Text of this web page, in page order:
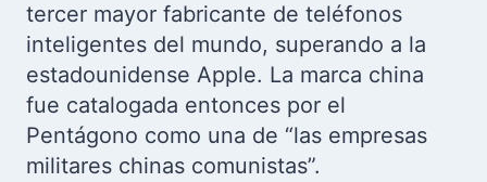
tercer mayor fabricante de teléfonos
inteligentes del mundo, superando a la
estadounidense Apple. La marca china
fue catalogada entonces por el
Pentágono como una de “las empresas
militares chinas comunistas”.